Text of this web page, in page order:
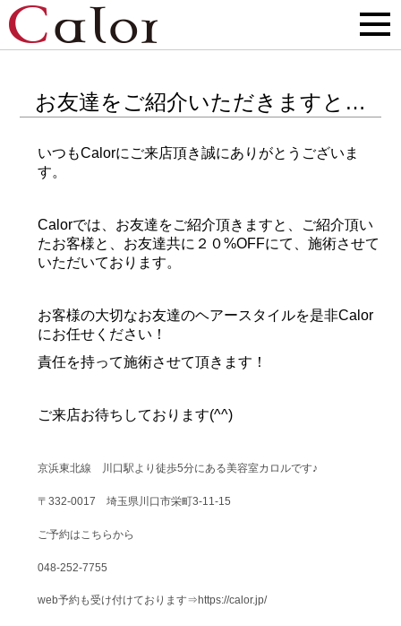
お友達をご紹介いただきますと…
いつもCalorにご来店頂き誠にありがとうございま
す。
Calorでは、お友達をご紹介頂きますと、ご紹介頂い
たお客様と、お友達共に２０%OFFにて、施術させて
いただいております。
お客様の大切なお友達のヘアースタイルを是非Calor
にお任せください！
責任を持って施術させて頂きます！
ご来店お待ちしております(^^)
京浜東北線 川口駅より徒歩5分にある美容室カロルです♪
〒332-0017 埼玉県川口市栄町3-11-15
ご予約はこちらから
048-252-7755
web予約も受け付けております⇒https://calor.jp/